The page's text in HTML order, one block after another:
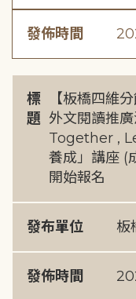
發佈時間
標
題
【板橋四維
外文閱讀推
Together ,
養成」講座 (
開始報名
發布單位 板
發佈時間